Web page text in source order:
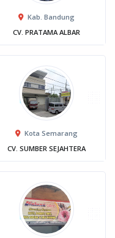
Kab. Bandung
CV. PRATAMA ALBAR
Kota Semarang
CV. SUMBER SEJAHTERA